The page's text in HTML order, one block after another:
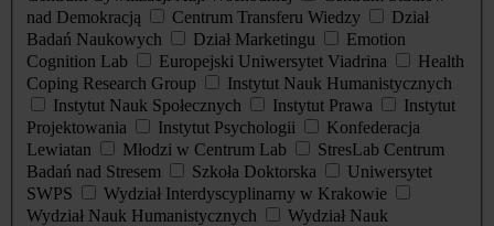
nad Demokracją
Centrum Transferu Wiedzy
Dział
Badań Naukowych
Dział Marketingu
Emotion
Cognition Lab
Europejski Uniwersytet Viadrina
Health
Coping Research Group
Instytut Nauk Humanistycznych
Instytut Nauk Społecznych
Instytut Prawa
Instytut
Projektowania
Instytut Psychologii
Konfederacja
Lewiatan
Młodzi w Centrum Lab
StresLab Centrum
Badań nad Stresem
Szkoła Doktorska
Uniwersytet
SWPS
Wydział Interdyscyplinarny w Krakowie
Wydział Nauk Humanistycznych
Wydział Nauk